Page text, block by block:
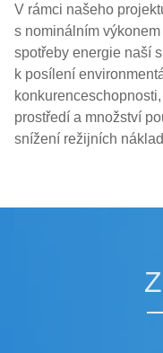
V rámci našeho
s nominálním
spotřeby energie naší
k posílení
prostředí a množství
snížení režijních